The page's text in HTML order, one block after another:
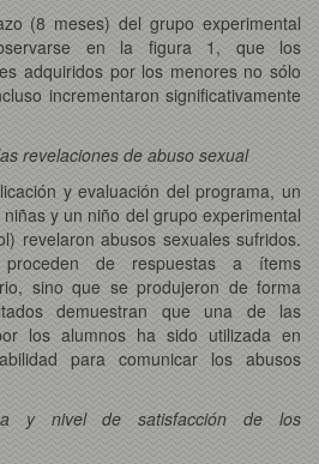
(8 meses) del grupo experimental
en la figura 1, que los
adquiridos por los menores no sólo
incrementaron significativamente
revelaciones de abuso sexual
y evaluación del programa, un
y un niño del grupo experimental
revelaron abusos sexuales sufridos.
de respuestas a ítems
sino que se produjeron de forma
demuestran que una de las
los alumnos ha sido utilizada en
para comunicar los abusos
y nivel de satisfacción de los